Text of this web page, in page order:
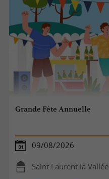
Grande Fête Annuelle
09/08/2026
Saint Laurent la Vallée